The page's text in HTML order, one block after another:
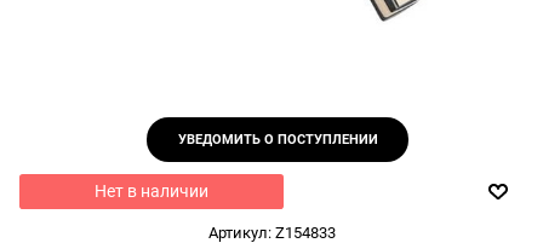
УВЕДОМИТЬ О ПОСТУПЛЕНИИ
Нет в наличии
Артикул: Z154833